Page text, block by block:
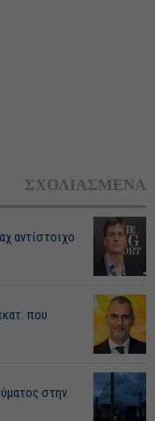
ΣΧΟΛΙΑΣΜΕΝΑ
αντίστοιχο
που
στην